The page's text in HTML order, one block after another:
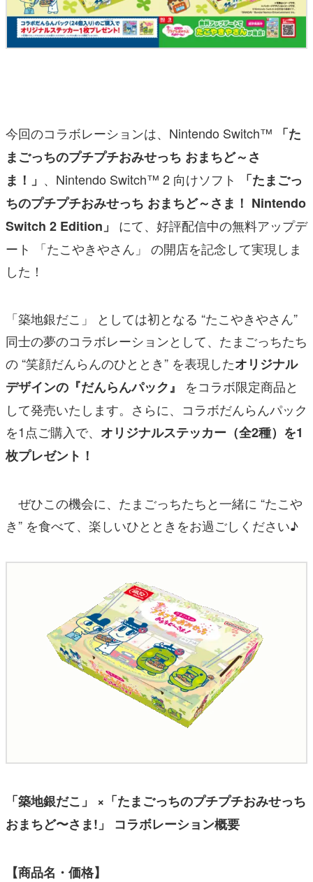
今回のコラボレーションは、Nintendo Switch™ 「た
まごっちのプチプチおみせっち おまちど～さ
ま！」 、Nintendo Switch™ 2 向けソフト
「たまごっ
ちのプチプチおみせっち おまちど～さま！ Nintendo
Switch 2 Edition」
にて、好評配信中の無料アップデ
ート 「たこやきやさん」 の開店を記念して実現しま
した！
「築地銀だこ」 としては初となる “たこやきやさん”
同士の夢のコラボレーションとして、たまごっちたち
の “笑顔だんらんのひととき” を表現したオリジナル
デザインの『だんらんパック』
をコラボ限定商品と
して発売いたします。さらに、コラボだんらんパック
を1点ご購入で、 オリジナルステッカー（全2種）を1
枚プレゼント！
ぜひこの機会に、たまごっちたちと一緒に “たこや
き” を食べて、楽しいひとときをお過ごしください♪
「築地銀だこ」 ×「たまごっちのプチプチおみせっち
おまちど〜さま!」 コラボレーション概要
【商品名・価格】